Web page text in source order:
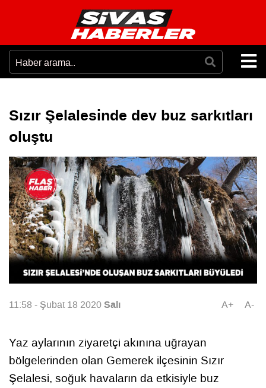
Sızır Şelalesinde dev buz sarkıtları
oluştu
11:58 - Şubat 18 2020Salı A+ A-
Yaz aylarının ziyaretçi akınına uğrayan
bölgelerinden olan Gemerek ilçesinin Sızır
Şelalesi, soğuk havaların da etkisiyle buz